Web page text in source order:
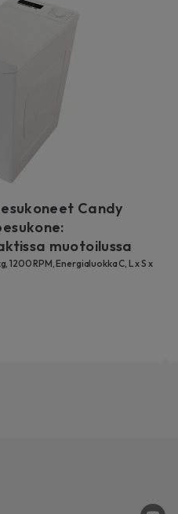
Candy
muotoilussa
RPM, Energialuokka C, L x S x